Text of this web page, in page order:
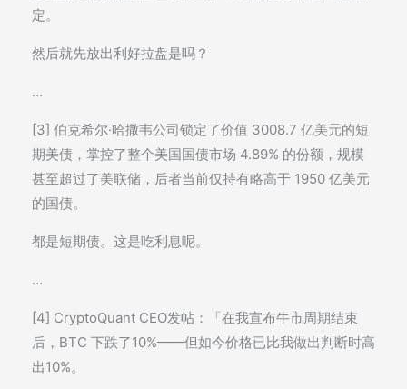
定。
然后就先放出利好拉盘是吗？
…
[3] 伯克希尔·哈撒韦公司锁定了价值 3008.7 亿美元的短
期美债，掌控了整个美国国债市场 4.89% 的份额，规模
甚至超过了美联储，后者当前仅持有略高于 1950 亿美元
的国债。
都是短期债。这是吃利息呢。
…
[4] CryptoQuant CEO发帖：「在我宣布牛市周期结束
后，BTC 下跌了10%——但如今价格已比我做出判断时高
出10%。